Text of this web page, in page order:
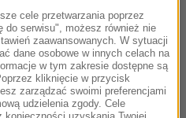
dachu- powiedziała mer
że bazylika
symbol" katolickiej
cele przetwarzania poprzez
do serwisu", możesz również nie
zaawansowanych. W sytuacji
dane osobowe w innych celach na
w tym zakresie dostępne są
kliknięcie w przycisk
zarządzać swoimi preferencjami
udzielenia zgody. Cele